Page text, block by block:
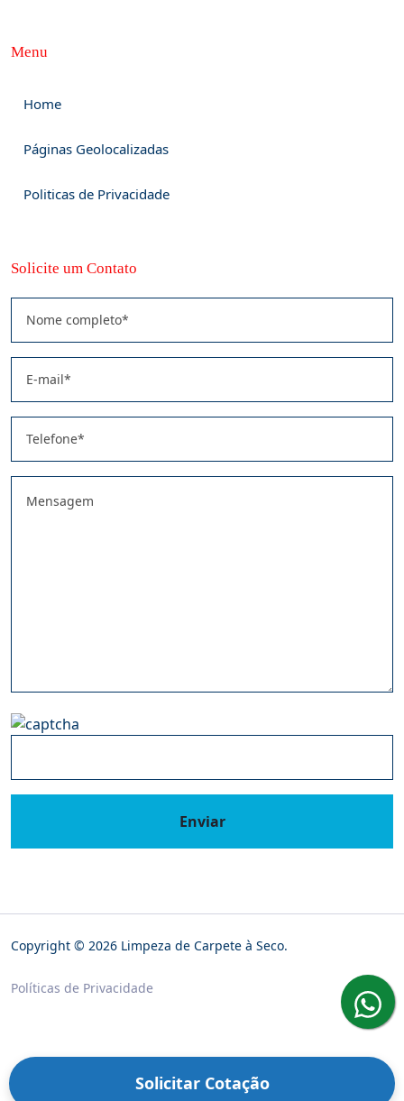
Menu
Home
Páginas Geolocalizadas
Politicas de Privacidade
Solicite um Contato
Enviar
Copyright © 2026 Limpeza de Carpete à Seco.
Políticas de Privacidade
Solicitar Cotação